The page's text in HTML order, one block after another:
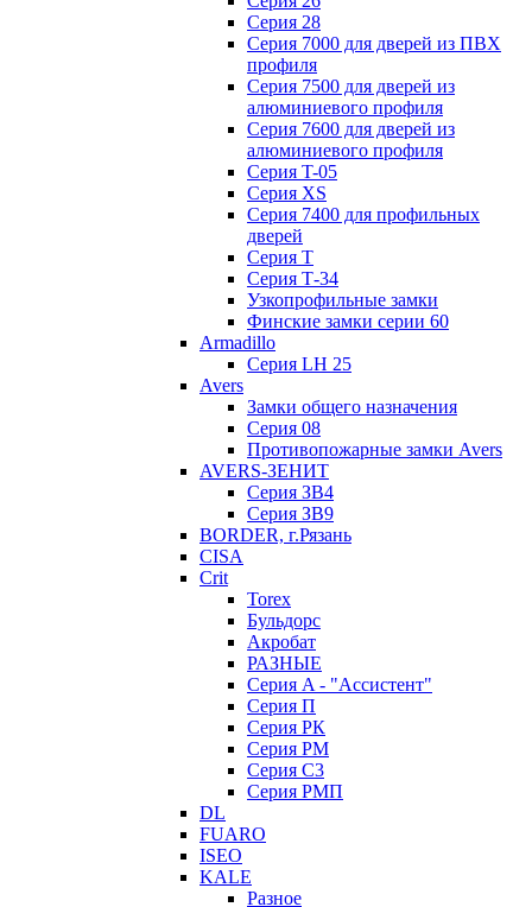
Серия 28
Серия 7000 для дверей из ПВХ
профиля
Серия 7500 для дверей из
алюминиевого профиля
Серия 7600 для дверей из
алюминиевого профиля
Серия T-05
Серия XS
Серия 7400 для профильных
дверей
Серия Т
Серия Т-34
Узкопрофильные замки
Финские замки серии 60
Armadillo
Серия LH 25
Avers
Замки общего назначения
Серия 08
Противопожарные замки Avers
AVERS-ЗЕНИТ
Серия ЗВ4
Серия ЗВ9
BORDER, г.Рязань
CISA
Crit
Torex
Бульдорс
Акробат
РАЗНЫЕ
Серия A - "Ассистент"
Серия П
Серия РК
Серия РМ
Серия С3
Серия РМП
DL
FUARO
ISEO
KALE
Разное